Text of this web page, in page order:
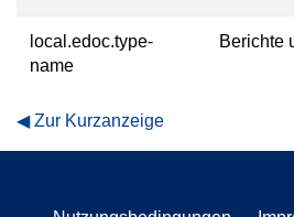
local.edoc.type-
name
Berichte
Zur Kurzanzeige